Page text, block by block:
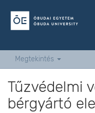
Megtekintés
Tűzvédelmi
bérgyártó